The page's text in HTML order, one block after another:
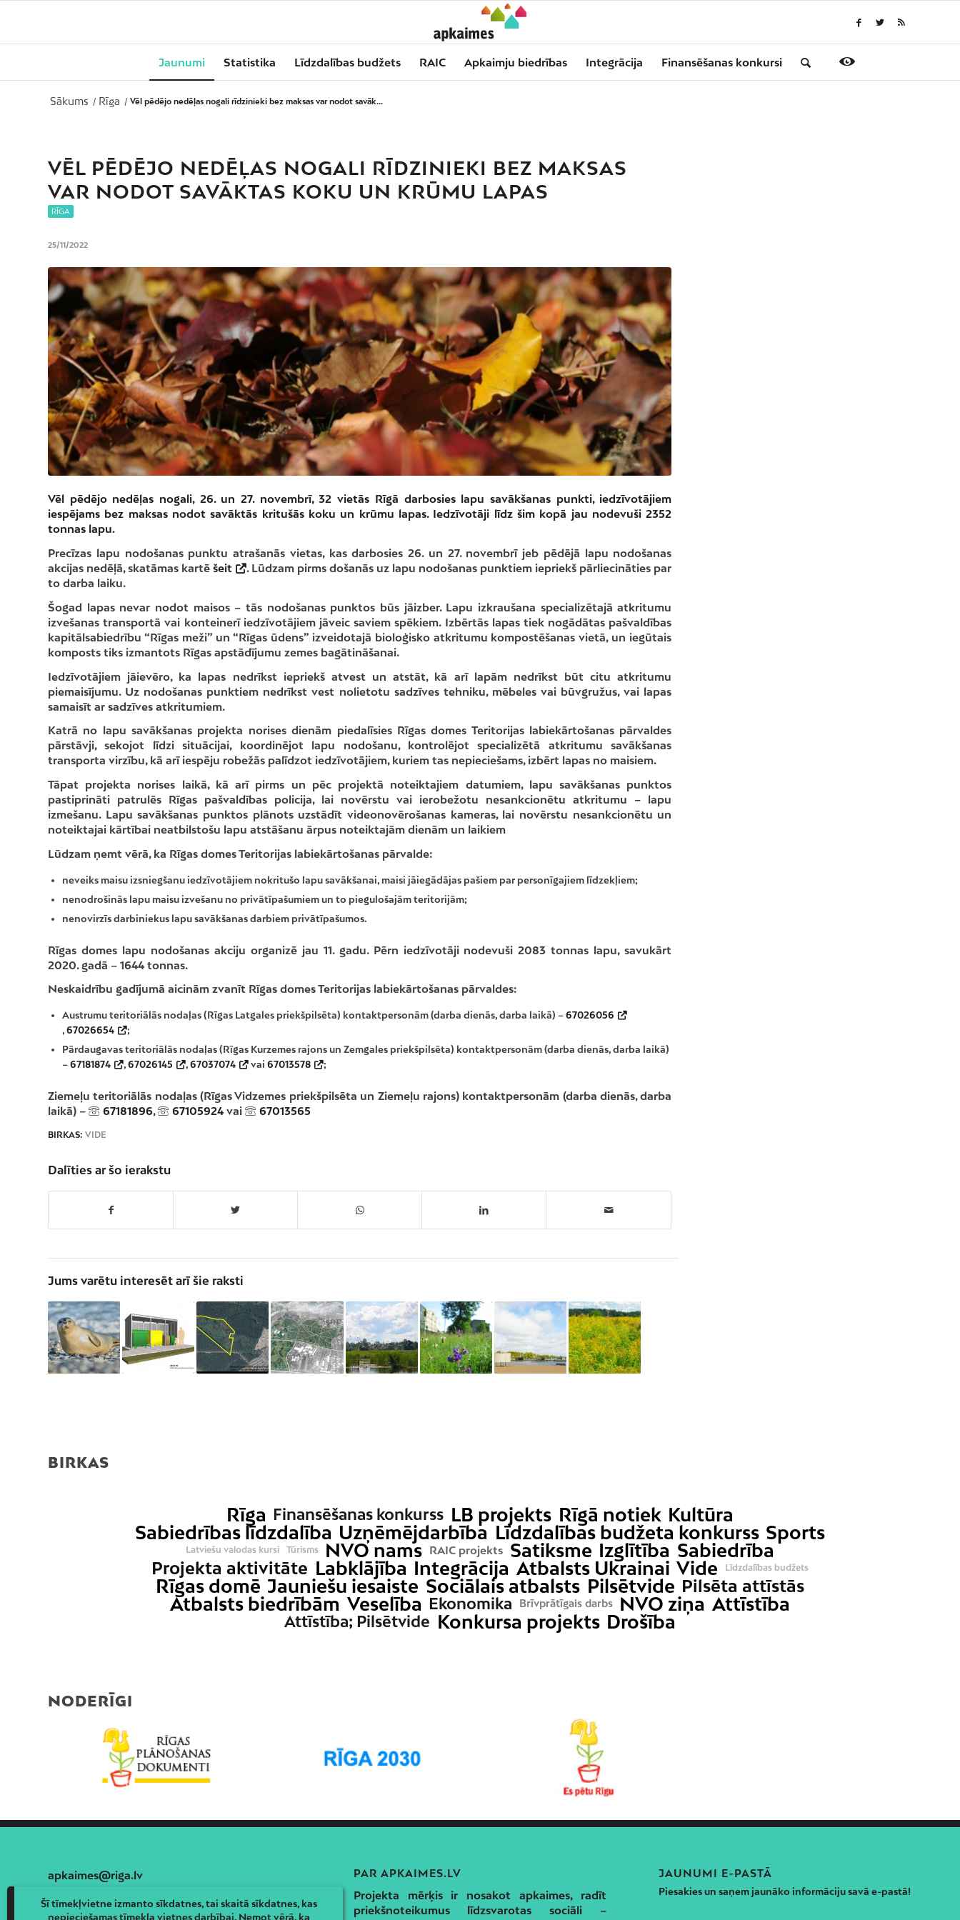
Jaunumi Statistika Līdzdalības budžets RAIC Apkaimju biedrības Integrācija Finansēšanas konkursi
Sākums / Rīga / Vēl pēdējo nedēļas nogali rīdzinieki bez maksas var nodot savāk...
VĒL PĒDĒJO NEDĒĻAS NOGALI RĪDZINIEKI BEZ MAKSAS
VAR NODOT SAVĀKTAS KOKU UN KRŪMU LAPAS
RĪGA
25/11/2022
Vēl pēdējo nedēļas nogali, 26. un 27. novembrī, 32 vietās Rīgā darbosies lapu savākšanas punkti, iedzīvotājiem
iespējams bez maksas nodot savāktās kritušās koku un krūmu lapas. Iedzīvotāji līdz šim kopā jau nodevuši 2352
tonnas lapu.
Precīzas lapu nodošanas punktu atrašanās vietas, kas darbosies 26. un 27. novembrī jeb pēdējā lapu nodošanas
akcijas nedēļā, skatāmas kartēšeit
. Lūdzam pirms došanās uz lapu nodošanas punktiem iepriekš pārliecināties par
to darba laiku.
Šogad lapas nevar nodot maisos – tās nodošanas punktos būs jāizber. Lapu izkraušana specializētajā atkritumu
izvešanas transportā vai konteinerī iedzīvotājiem jāveic saviem spēkiem. Izbērtās lapas tiek nogādātas pašvaldības
kapitālsabiedrību “Rīgas meži” un “Rīgas ūdens” izveidotajā bioloģisko atkritumu kompostēšanas vietā, un iegūtais
komposts tiks izmantots Rīgas apstādījumu zemes bagātināšanai.
Iedzīvotājiem jāievēro, ka lapas nedrīkst iepriekš atvest un atstāt, kā arī lapām nedrīkst būt citu atkritumu
piemaisījumu. Uz nodošanas punktiem nedrīkst vest nolietotu sadzīves tehniku, mēbeles vai būvgružus, vai lapas
samaisīt ar sadzīves atkritumiem.
Katrā no lapu savākšanas projekta norises dienām piedalīsies Rīgas domes Teritorijas labiekārtošanas pārvaldes
pārstāvji, sekojot līdzi situācijai, koordinējot lapu nodošanu, kontrolējot specializētā atkritumu savākšanas
transporta virzību, kā arī iespēju robežās palīdzot iedzīvotājiem, kuriem tas nepieciešams, izbērt lapas no maisiem.
Tāpat projekta norises laikā, kā arī pirms un pēc projektā noteiktajiem datumiem, lapu savākšanas punktos
pastiprināti patrulēs Rīgas pašvaldības policija, lai novērstu vai ierobežotu nesankcionētu atkritumu – lapu
izmešanu. Lapu savākšanas punktos plānots uzstādīt videonovērošanas kameras, lai novērstu nesankcionētu un
noteiktajai kārtībai neatbilstošu lapu atstāšanu ārpus noteiktajām dienām un laikiem
Lūdzam ņemt vērā, ka Rīgas domes Teritorijas labiekārtošanas pārvalde:
neveiks maisu izsniegšanu iedzīvotājiem nokritušo lapu savākšanai, maisi jāiegādājas pašiem par personīgajiem līdzekļiem;
nenodrošinās lapu maisu izvešanu no privātīpašumiem un to piegulošajām teritorijām;
nenovirzīs darbiniekus lapu savākšanas darbiem privātīpašumos.
Rīgas domes lapu nodošanas akciju organizē jau 11. gadu. Pērn iedzīvotāji nodevuši 2083 tonnas lapu, savukārt
2020. gadā – 1644 tonnas.
Neskaidrību gadījumā aicinām zvanīt Rīgas domes Teritorijas labiekārtošanas pārvaldes:
Austrumu teritoriālās nodaļas (Rīgas Latgales priekšpilsēta) kontaktpersonām (darba dienās, darba laikā) –67026056
,67026654
;
Pārdaugavas teritoriālās nodaļas (Rīgas Kurzemes rajons un Zemgales priekšpilsēta) kontaktpersonām (darba dienās, darba laikā)
–67181874 ,67026145 ,67037074 vai 67013578 ;
Ziemeļu teritoriālās nodaļas (Rīgas Vidzemes priekšpilsēta un Ziemeļu rajons) kontaktpersonām (darba dienās, darba
laikā) –
67181896, 67105924 vai 67013565
BIRKAS: VIDE
Dalīties ar šo ierakstu
Jums varētu interesēt arī šie raksti
BIRKAS
Rīga Finansēšanas konkurss LB projekts Rīgā notiek Kultūra
Sabiedrības līdzdalība Uzņēmējdarbība Līdzdalības budžeta konkurss Sports
Latviešu valodas kursi Tūrisms NVO nams RAIC projekts Satiksme Izglītība Sabiedrība
Projekta aktivitāte Labklājība Integrācija Atbalsts Ukrainai Vide Līdzdalības budžets
Rīgas domē Jauniešu iesaiste Sociālais atbalsts Pilsētvide Pilsēta attīstās
Atbalsts biedrībām Veselība Ekonomika Brīvprātīgais darbs NVO ziņa Attīstība
Attīstība; Pilsētvide Konkursa projekts Drošība
NODERĪGI
apkaimes@riga.lv PAR APKAIMES.LV
Projekta mērķis ir nosakot apkaimes, radīt
priekšnoteikumus līdzsvarotas sociāli –
JAUNUMI E-PASTĀ
Piesakies un saņem jaunāko informāciju savā e-pastā!
Šī tīmekļvietne izmanto sīkdatnes, tai skaitā sīkdatnes, kas
nepieciešamas tīmekļa vietnes darbībai. Ņemot vērā, ka